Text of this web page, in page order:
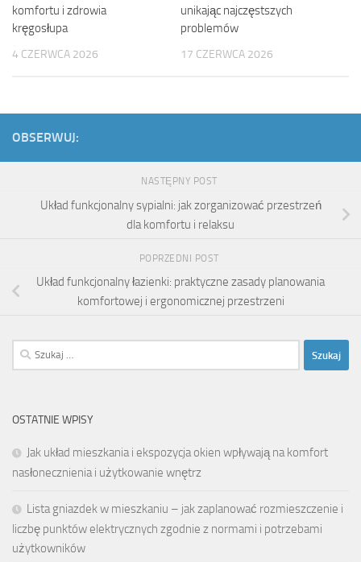
komfortu i zdrowia
kręgosłupa
4 CZERWCA 2026
unikając najczęstszych
problemów
17 CZERWCA 2026
OBSERWUJ:
NASTĘPNY POST
Układ funkcjonalny sypialni: jak zorganizować przestrzeń
dla komfortu i relaksu
POPRZEDNI POST
Układ funkcjonalny łazienki: praktyczne zasady planowania
komfortowej i ergonomicznej przestrzeni
Szukaj:
OSTATNIE WPISY
Jak układ mieszkania i ekspozycja okien wpływają na komfort
nasłonecznienia i użytkowanie wnętrz
Lista gniazdek w mieszkaniu – jak zaplanować rozmieszczenie i
liczbę punktów elektrycznych zgodnie z normami i potrzebami
użytkowników